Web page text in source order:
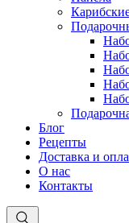
Блог
Рецепты
Доставка и
О нас
Контакты